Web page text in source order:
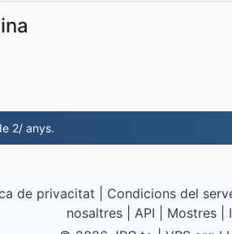
2/ anys.
de privacitat Condicions del
nosaltres| API Mostres|